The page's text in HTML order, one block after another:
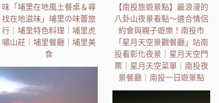
味「埔里在地風土餐桌＆尋
找在地滋味」埔里の味蕾旅
行｜埔里特色料理｜埔里虎
嘯山莊｜埔里餐廳｜埔里美
食
【南投旅遊景點】最浪漫的
八卦山夜景看點～適合情侶
約會與親子遊樂！南投市
「星月天空景觀餐廳」站南
投看彰化夜景｜星月天空門
票｜星月天空菜單｜南投夜
景餐廳｜南投一日遊景點